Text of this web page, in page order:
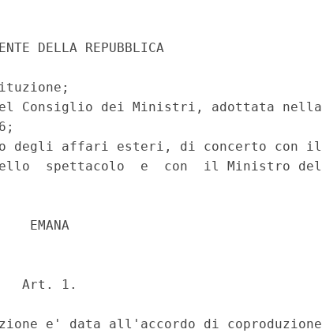
DELLA REPUBBLICA
Consiglio dei Ministri, adottata nella
degli affari esteri, di concerto con il
spettacolo  e  con  il Ministro del
EMANA
Art. 1.
e' data all'accordo di coproduzione